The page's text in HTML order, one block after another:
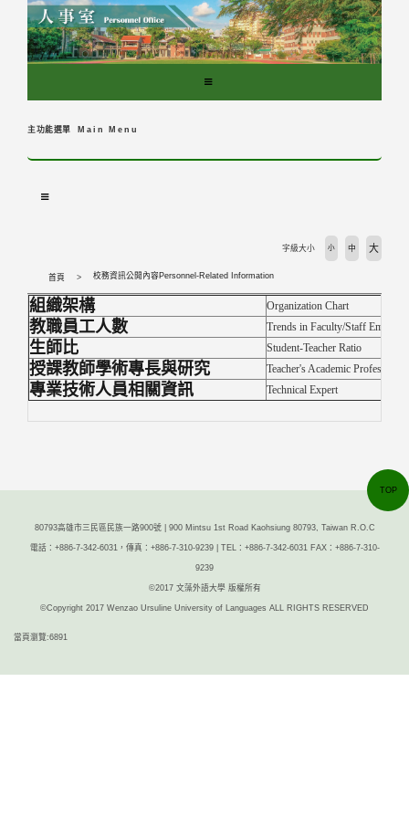
主功能選單 Main Menu
首頁 校務資訊公開內容Personnel-Related Information
字級大小 小 中 大
組織架構 Organization Chart
教職員工人數 Trends in Faculty/Staff
生師比 Student-Teacher Ratio
授課教師學術專長與研究 Teacher's Academic
專業技術人員相關資訊 Technical Expert
80793高雄市三民區民族一路900號 | 900 Mintsu 1st Road Kaohsiung 80793, Taiwan R.O.C
電話：+886-7-342-6031，傳真：+886-7-310-9239 | TEL：+886-7-342-6031 FAX：+886-7-310-
9239
©2017 文藻外語大學 版權所有
©Copyright 2017 Wenzao Ursuline University of Languages ALL RIGHTS RESERVED
當頁瀏覽:6891
TOP